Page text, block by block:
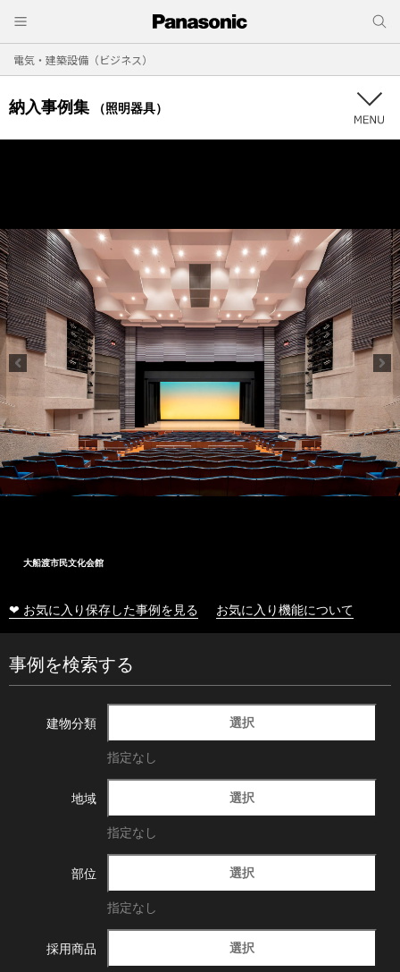
電気・建築設備（ビジネス）
納入事例集 （照明器具）
大船渡市民文化会館
❤ お気に入り保存した事例を見る お気に入り機能について
事例を検索する
建物分類 選択
指定なし
地域 選択
指定なし
部位 選択
指定なし
採用商品 選択